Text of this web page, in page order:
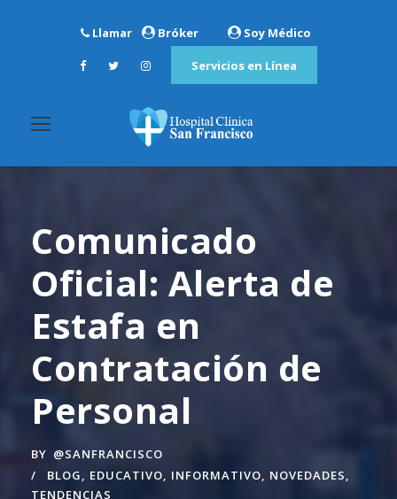
Llamar Bróker Soy Médico
Servicios en Línea
Comunicado
Oficial: Alerta de
Estafa en
Contratación de
Personal
BY @SANFRANCISCO
BLOG, EDUCATIVO, INFORMATIVO, NOVEDADES,
TENDENCIAS